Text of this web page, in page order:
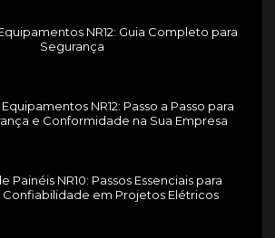
NR12: Guia Completo para
Segurança
NR12: Passo a Passo para
e Conformidade na Sua Empresa
Painéis NR10: Passos Essenciais para
Confiabilidade em Projetos Elétricos